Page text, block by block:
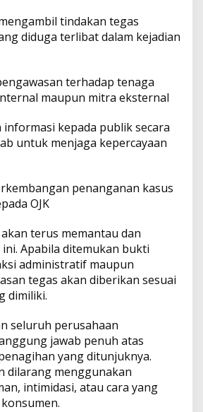
tindakan tegas
diduga terlibat dalam kejadian
terhadap tenaga
maupun mitra eksternal
informasi kepada publik secara
untuk menjaga kepercayaan
penanganan kasus
OJK
terus memantau dan
Apabila ditemukan bukti
administratif maupun
tegas akan diberikan sesuai
dimiliki.
seluruh perusahaan
jawab penuh atas
yang ditunjuknya.
dilarang menggunakan
intimidasi, atau cara yang